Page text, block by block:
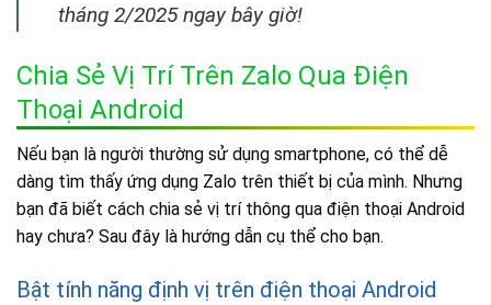
tháng 2/2025 ngay bây giờ!
Chia Sẻ Vị Trí Trên Zalo Qua Điện
Thoại Android
Nếu bạn là người thường sử dụng smartphone, có thể dễ
dàng tìm thấy ứng dụng Zalo trên thiết bị của mình. Nhưng
bạn đã biết cách chia sẻ vị trí thông qua điện thoại Android
hay chưa? Sau đây là hướng dẫn cụ thể cho bạn.
Bật tính năng định vị trên điện thoại Android